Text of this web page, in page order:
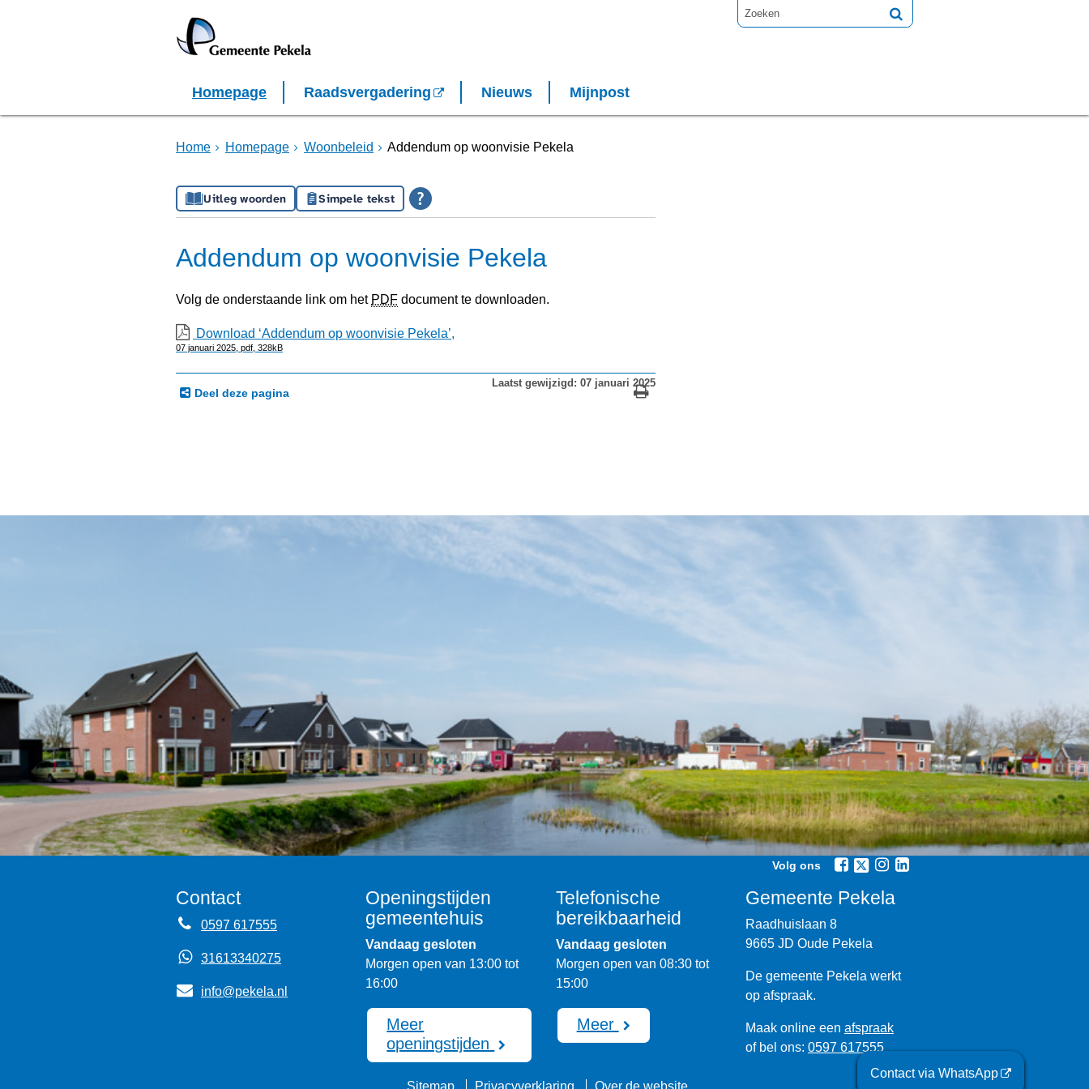
Contact via WhatsApp
Homepage Raadsvergadering Nieuws Mijnpost
Home Homepage Woonbeleid Addendum op woonvisie Pekela
Uitleg woorden Simpele tekst
Addendum op woonvisie Pekela
Volg de onderstaande link om het PDF document te downloaden.
Download ‘Addendum op woonvisie Pekela’,
07 januari 2025, pdf , 328kB
Deel deze pagina
Laatst gewijzigd: 07 januari 2025
Volg ons
Contact
0597 617555
31613340275
info@pekela.nl
Openingstijden
gemeentehuis
Vandaag gesloten
Morgen open van 13:00 tot
16:00
Meer
openingstijden
Telefonische
bereikbaarheid
Vandaag gesloten
Morgen open van 08:30 tot
15:00
Meer
Gemeente Pekela
Raadhuislaan 8
9665 JD Oude Pekela
De gemeente Pekela werkt
op afspraak.
Maak online een afspraak
of bel ons: 0597 617555